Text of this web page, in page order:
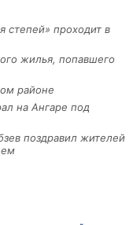
степей» проходит в
жилья, попавшего
районе
на Ангаре под
поздравил жителей